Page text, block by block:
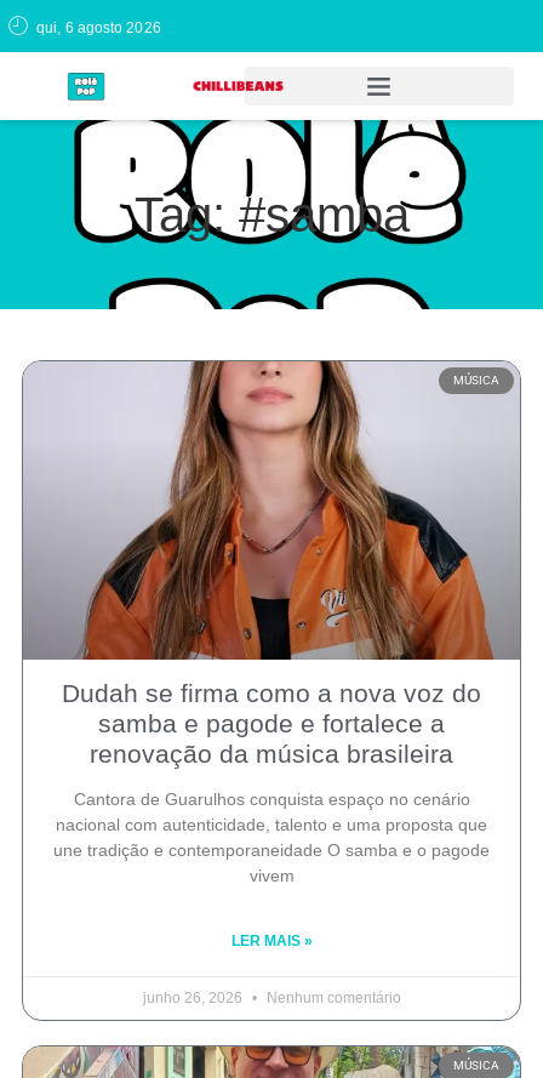
qui, 6 agosto 2026
Tag: #samba
MÚSICA
Dudah se firma como a nova voz do
samba e pagode e fortalece a
renovação da música brasileira
Cantora de Guarulhos conquista espaço no cenário
nacional com autenticidade, talento e uma proposta que
une tradição e contemporaneidade O samba e o pagode
vivem
LER MAIS »
junho 26, 2026 Nenhum comentário
MÚSICA